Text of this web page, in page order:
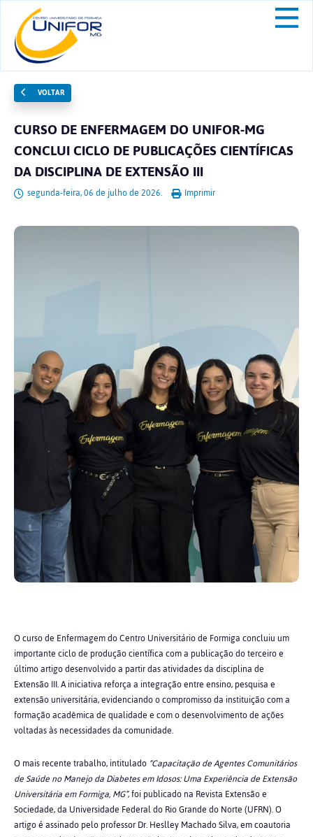
VOLTAR
CURSO DE ENFERMAGEM DO UNIFOR-MG
CONCLUI CICLO DE PUBLICAÇÕES CIENTÍFICAS
DA DISCIPLINA DE EXTENSÃO III
segunda-feira, 06 de julho de 2026. Imprimir
O curso de Enfermagem do Centro Universitário de Formiga concluiu um
importante ciclo de produção científica com a publicação do terceiro e
último artigo desenvolvido a partir das atividades da disciplina de
Extensão III. A iniciativa reforça a integração entre ensino, pesquisa e
extensão universitária, evidenciando o compromisso da instituição com a
formação acadêmica de qualidade e com o desenvolvimento de ações
voltadas às necessidades da comunidade.
O mais recente trabalho, intitulado “Capacitação de Agentes Comunitários
de Saúde no Manejo da Diabetes em Idosos: Uma Experiência de Extensão
Universitária em Formiga, MG”, foi publicado na Revista Extensão e
Sociedade, da Universidade Federal do Rio Grande do Norte (UFRN). O
artigo é assinado pelo professor Dr. Heslley Machado Silva, em coautoria